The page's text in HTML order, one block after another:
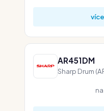
AR451DM
Sharp Drum